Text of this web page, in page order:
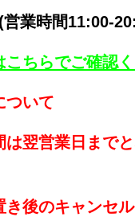
営業時間11:00-
ちらでご確認く
ついて
は翌営業日まで
き後のキャンセ